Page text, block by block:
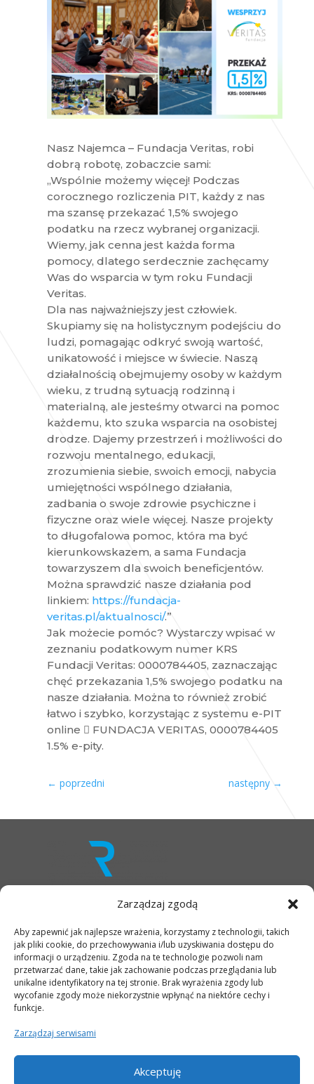
Zarządzaj zgodą
Aby zapewnić jak najlepsze wrażenia, korzystamy z technologii, takich
jak pliki cookie, do przechowywania i/lub uzyskiwania dostępu do
informacji o urządzeniu. Zgoda na te technologie pozwoli nam
przetwarzać dane, takie jak zachowanie podczas przeglądania lub
unikalne identyfikatory na tej stronie. Brak wyrażenia zgody lub
wycofanie zgody może niekorzystnie wpłynąć na niektóre cechy i
funkcje.
Zarządzaj serwisami
Akceptuję
Nasz Najemca – Fundacja Veritas, robi
dobrą robotę, zobaczcie sami:
„Wspólnie możemy więcej! Podczas
corocznego rozliczenia PIT, każdy z nas
ma szansę przekazać 1,5% swojego
podatku na rzecz wybranej organizacji.
Wiemy, jak cenna jest każda forma
pomocy, dlatego serdecznie zachęcamy
Was do wsparcia w tym roku Fundacji
Veritas.
Dla nas najważniejszy jest człowiek.
Skupiamy się na holistycznym podejściu do
ludzi, pomagając odkryć swoją wartość,
unikatowość i miejsce w świecie. Naszą
działalnością obejmujemy osoby w każdym
wieku, z trudną sytuacją rodzinną i
materialną, ale jesteśmy otwarci na pomoc
każdemu, kto szuka wsparcia na osobistej
drodze. Dajemy przestrzeń i możliwości do
rozwoju mentalnego, edukacji,
zrozumienia siebie, swoich emocji, nabycia
umiejętności wspólnego działania,
zadbania o swoje zdrowie psychiczne i
fizyczne oraz wiele więcej. Nasze projekty
to długofalowa pomoc, która ma być
kierunkowskazem, a sama Fundacja
towarzyszem dla swoich beneficjentów.
Można sprawdzić nasze działania pod
linkiem: https://fundacja-
veritas.pl/aktualnosci/.”
Jak możecie pomóc? Wystarczy wpisać w
zeznaniu podatkowym numer KRS
Fundacji Veritas: 0000784405, zaznaczając
chęć przekazania 1,5% swojego podatku na
nasze działania. Można to również zrobić
łatwo i szybko, korzystając z systemu e-PIT
online  FUNDACJA VERITAS, 0000784405
1.5% e-pity.
←poprzedni następny →
OFERTA
INFRASTRUKTURA
MIEJSCE
OTOCZENIE
LOKALIZACJA
GALERIA
KONTAKT